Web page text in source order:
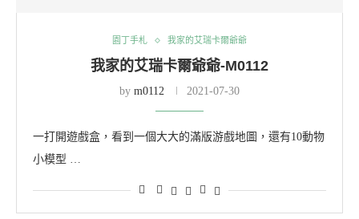
園丁手札 我家的艾瑞卡爾爺爺
我家的艾瑞卡爾爺爺-M0112
by m0112 2021-07-30
一打開遊戲盒，看到一個大大的滿版游戲地圖，還有10動物
小模型 …